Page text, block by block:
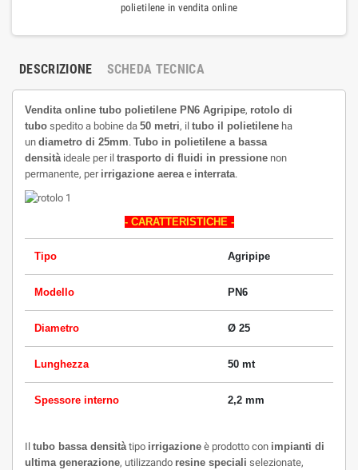
polietilene in vendita online
DESCRIZIONE SCHEDA TECNICA
Vendita online tubo polietilene PN6 Agripipe, rotolo di
tubo spedito a bobine da 50 metri, il tubo il polietilene ha
un diametro di 25mm. Tubo in polietilene a bassa
densitàideale per il trasporto di fluidi in pressione non
permanente, per irrigazione aereae interrata.
- CARATTERISTICHE -
Tipo Agripipe
Modello PN6
Diametro Ø 25
Lunghezza 50 mt
Spessore interno 2,2 mm
Il tubo bassa densitàtipo irrigazione è prodotto con impianti di
ultima generazione, utilizzando resine speciali selezionate,